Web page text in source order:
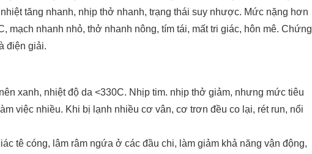
tăng nhanh, nhịp thở nhanh, trạng thái suy nhược. Mức nặng hơn
mạch nhanh nhỏ, thở nhanh nông, tím tái, mất tri giác, hôn mê. Chứng
điện giải.
xanh, nhiệt độ da <330C. Nhịp tim. nhịp thở giảm, nhưng mức tiêu
việc nhiều. Khi bị lạnh nhiều cơ vân, cơ trơn đều co lại, rét run, nổi
tê cóng, lâm râm ngứa ở các đầu chi, làm giảm khả năng vận động,